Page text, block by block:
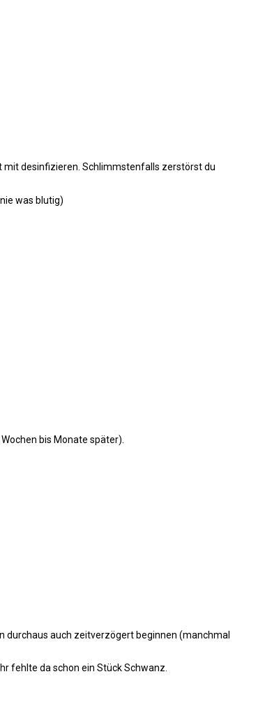
mit desinfizieren. Schlimmstenfalls zerstörst du
was blutig)
bis Monate später).
durchaus auch zeitverzögert beginnen (manchmal
fehlte da schon ein Stück Schwanz.